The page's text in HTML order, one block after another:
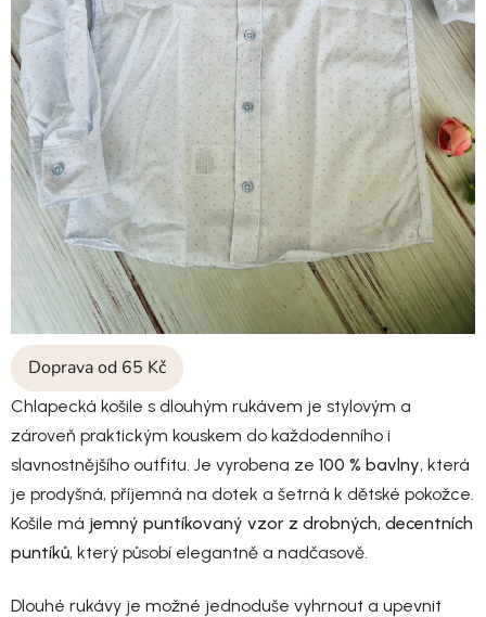
Doprava od 65 Kč
Chlapecká košile s dlouhým rukávem je stylovým a
zároveň praktickým kouskem do každodenního i
slavnostnějšího outfitu. Je vyrobena ze 100 % bavlny, která
je prodyšná, příjemná na dotek a šetrná k dětské pokožce.
Košile má jemný puntíkovaný vzor z drobných, decentních
puntíků, který působí elegantně a nadčasově.
Dlouhé rukávy je možné jednoduše vyhrnout a upevnit